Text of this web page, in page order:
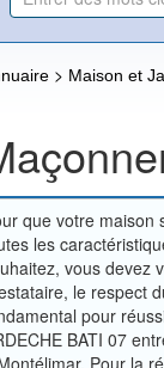
> Maison et
que votre maison
les
vous devez
le respect
pour
BATI 07
Pour la